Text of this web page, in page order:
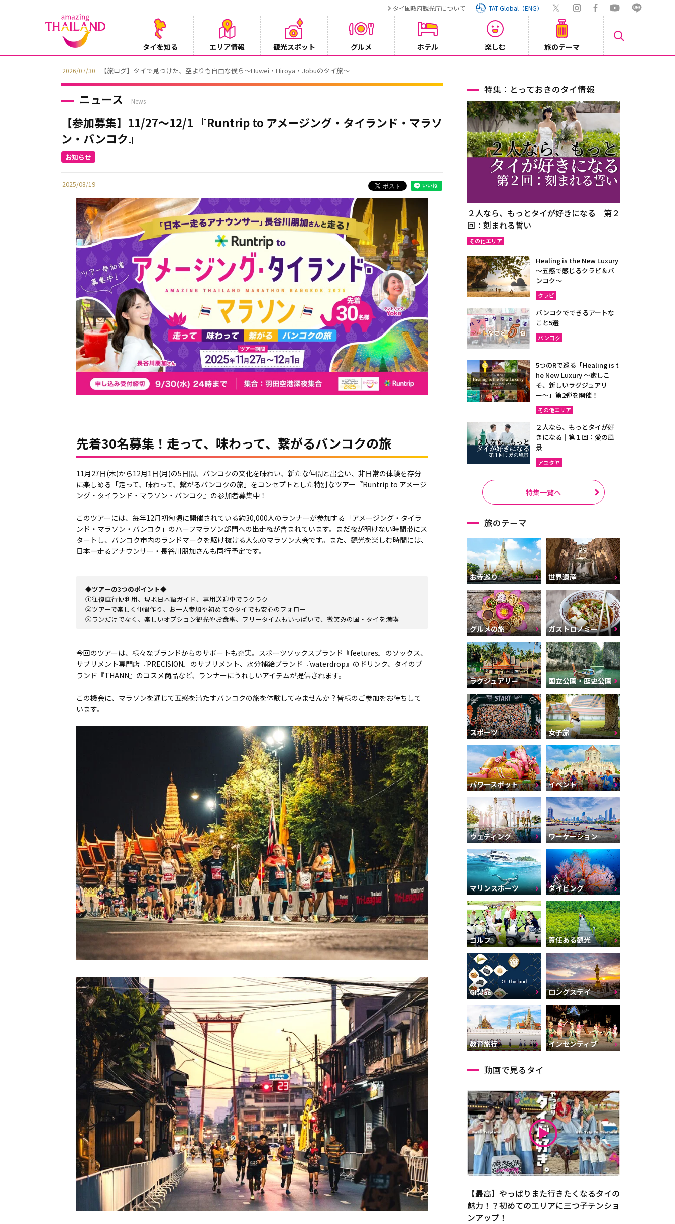
タイ国政府観光庁について TAT Global（ENG）
タイを知る エリア情報 観光スポット グルメ ホテル 楽しむ 旅のテーマ
2026/07/30 【旅ログ】タイで見つけた、空よりも自由な僕ら～Huwei・Hiroya・Jobuのタイ旅～
ニュース News
【参加募集】11/27～12/1 『Runtrip to アメージング・タイランド・マラソ
ン・バンコク』
2025/08/19
先着30名募集！走って、味わって、繋がるバンコクの旅
11月27日(木)から12月1日(月)の5日間、バンコクの文化を味わい、新たな仲間と出会い、非日常の体験を存分
に楽しめる「走って、味わって、繋がるバンコクの旅」をコンセプトとした特別なツアー『Runtrip to アメージ
ング・タイランド・マラソン・バンコク』の参加者募集中！
このツアーには、毎年12月初旬頃に開催されている約30,000人のランナーが参加する「アメージング・タイラ
ンド・マラソン・バンコク」のハーフマラソン部門への出走権が含まれています。まだ夜が明けない時間帯にス
タートし、バンコク市内のランドマークを駆け抜ける人気のマラソン大会です。また、観光を楽しむ時間には、
日本一走るアナウンサー・長谷川朋加さんも同行予定です。
◆ツアーの3つのポイント◆
①往復直行便利用、現地日本語ガイド、専用送迎車でラクラク
②ツアーで楽しく仲間作り、お一人参加や初めてのタイでも安心のフォロー
③ランだけでなく、楽しいオプション観光やお食事、フリータイムもいっぱいで、微笑みの国・タイを満喫
今回のツアーは、様々なブランドからのサポートも充実。スポーツソックスブランド『feetures』のソックス、
サプリメント専門店『PRECISION』のサプリメント、水分補給ブランド『waterdrop』のドリンク、タイのブ
ランド『THANN』のコスメ商品など、ランナーにうれしいアイテムが提供されます。
この機会に、マラソンを通じて五感を満たすバンコクの旅を体験してみませんか？皆様のご参加をお待ちして
います。
特集：とっておきのタイ情報
２人なら、もっとタイが好きになる｜第２
回：刻まれる誓い
その他エリア
Healing is the New Luxury
～五感で感じるクラビ＆バ
ンコク～
クラビ
バンコクでできるアートな
こと5選
バンコク
5つのRで巡る「Healing is t
he New Luxury ～癒しこ
そ、新しいラグジュアリ
ー〜」第2弾を開催！
その他エリア
２人なら、もっとタイが好
きになる｜第１回：愛の風
景
アユタヤ
特集一覧へ
旅のテーマ
お寺巡り 世界遺産
グルメの旅 ガストロノミー
ラグジュアリー 国立公園・歴史公園
スポーツ 女子旅
パワースポット イベント
ウェディング ワーケーション
マリンスポーツ ダイビング
ゴルフ 責任ある観光
GI製品 ロングステイ
教育旅行 インセンティブ
動画で見るタイ
【最高】やっぱりまた行きたくなるタイの
魅力！？初めてのエリアに三つ子テンショ
ンアップ！